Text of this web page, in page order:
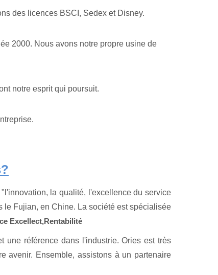
des licences BSCI, Sedex et Disney.
2000. Nous avons notre propre usine de
notre esprit qui poursuit.
la qualité, l'excellence du service
le Fujian, en Chine. La société est spécialisée
Excellect,Rentabilité
une référence dans l'industrie. Ories est très
avenir. Ensemble, assistons à un partenaire